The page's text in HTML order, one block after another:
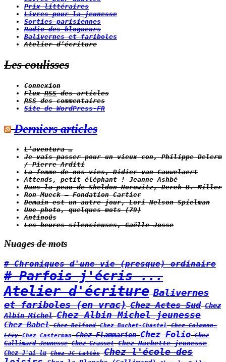
Prix littéraires
Livres pour la jeunesse
Sorties parisiennes
Radio des blogueurs
Balivernes et fariboles
Atelier d’écriture
Les coulisses
Connexion
FluxRSSdes articles
RSSdes commentaires
Site de WordPress-FR
Derniers articles
L’aventura …
Je vais passer pour un vieux con, Philippe Delerm
/ Pierre Arditi
La femme de nos vies, Didier van Cauwelaert
Attends, petit éléphant ! Jeanne Ashbé
Dans la peau de Sheldon Horowitz, Derek B. Miller
Ron Mueck – Fondation Cartier
Demain est un autre jour, Lori Nelson Spielman
Une photo, quelques mots (79)
Antinoüs
Les heures silencieuses, Gaëlle Josse
Nuages de mots
# Chroniques d'une vie (presque) ordinaire
# Parfois j'écris ...
Atelier d'écriture Balivernes
et fariboles (en vrac) Chez Actes Sud Chez
Albin Michel Chez Albin Michel jeunesse
Chez Babel Chez Belfond Chez Buchet-Chastel
Chez Calmann-
Lévy
Chez Casterman Chez Flammarion Chez Folio Chez
Gallimard Jeunesse Chez Grasset Chez Hachette jeunesse
Chez J'ai lu Chez JC Lattès
Chez l'école des